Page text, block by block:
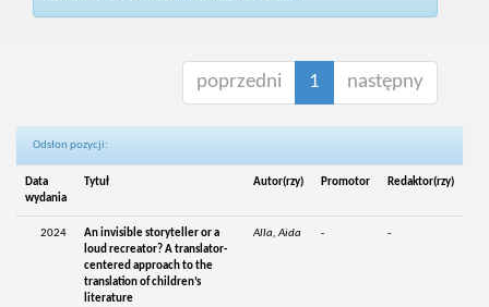
poprzedni 1 następny
Odsłon pozycji:
Data
wydania
Tytuł Autor(rzy) Promotor Redaktor(rzy)
2024
An invisible storyteller or a
loud recreator? A translator-
centered approach to the
translation of children’s
literature
Alla, Aida - -